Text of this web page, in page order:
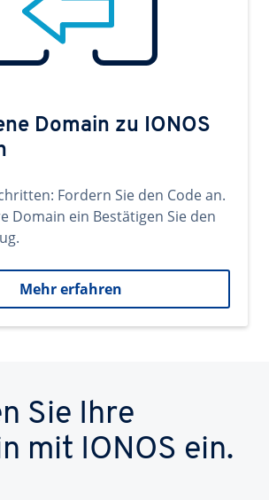
Domain zu IONOS
Fordern Sie den Code an.
Domain ein Bestätigen Sie den
Mehr erfahren
Sie Ihre
mit IONOS ein.